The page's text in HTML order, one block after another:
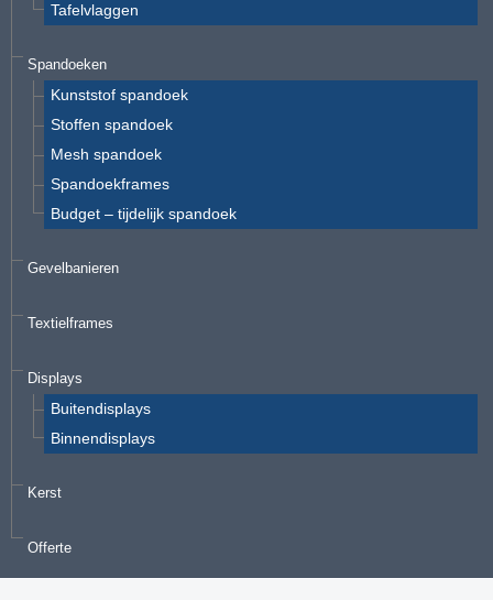
Tafelvlaggen
Spandoeken
Kunststof spandoek
Stoffen spandoek
Mesh spandoek
Spandoekframes
Budget – tijdelijk spandoek
Gevelbanieren
Textielframes
Displays
Buitendisplays
Binnendisplays
Kerst
Offerte